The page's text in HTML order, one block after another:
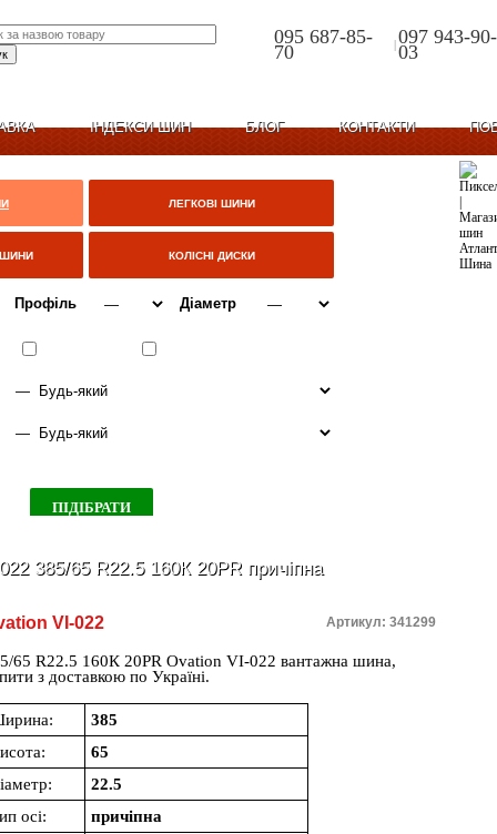
095 687-85-
70 |097 943-90-
03
ІНДЕКСИ ШИН БЛОГ КОНТАКТИ
ЛЕГКОВІ ШИНИ
КОЛІСНІ ДИСКИ
Профіль Діаметр
385/65 R22.5 160К 20PR причіпна
VI-022 Артикул: 341299
65 R22.5 160К 20PR Ovation VI-022 вантажна шина,
з доставкою по Україні.
385
65
22.5
осі:
причіпна